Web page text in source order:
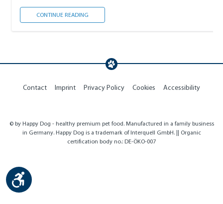
CONTINUE READING
Contact Imprint Privacy Policy Cookies Accessibility
© by Happy Dog - healthy premium pet food. Manufactured in a family business
in Germany. Happy Dog is a trademark of Interquell GmbH. || Organic
certification body no.: DE-ÖKO-007
Show toolbar